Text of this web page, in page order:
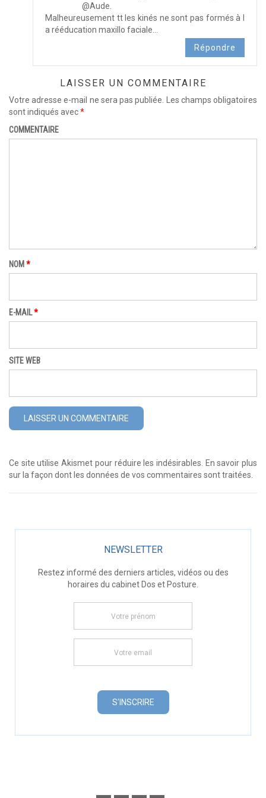
@Aude.
Malheureusement tt les kinés ne sont pas formés à l
a rééducation maxillo faciale…
Répondre
LAISSER UN COMMENTAIRE
Votre adresse e-mail ne sera pas publiée. Les champs obligatoires
sont indiqués avec*
COMMENTAIRE
NOM *
E-MAIL*
SITE WEB
Ce site utilise Akismet pour réduire les indésirables. En savoir plus
sur la façon dont les données de vos commentaires sont traitées.
NEWSLETTER
Restez informé des derniers articles, vidéos ou des
horaires du cabinet Dos et Posture.